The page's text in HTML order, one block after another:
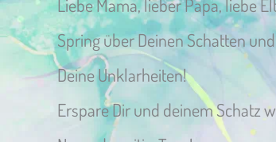
Liebe Mama, lieber Papa, liebe
Spring über Deinen Schatten
Deine Unklarheiten!
Erspare Dir und deinem Schatz